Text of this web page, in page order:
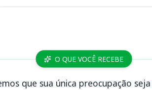
O QUE VOCÊ RECEBE
que sua única preocupação seja